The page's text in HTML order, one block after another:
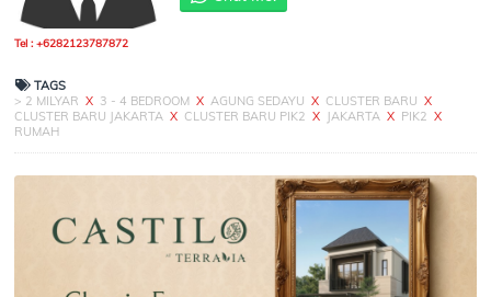
Tel : +6282123787872
TAGS
> 2 MILYAR X 3 - 4 BEDROOM X AGUNG SEDAYU X CLUSTER BARU X
CLUSTER BARU JAKARTA X CLUSTER BARU PIK2 X JAKARTA X PIK2 X
RUMAH